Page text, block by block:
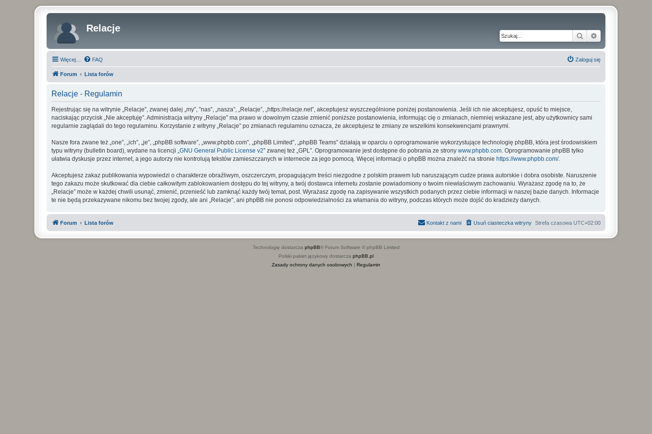
Relacje
Szukaj
Więcej… FAQ Zaloguj się
Forum Lista forów
Relacje - Regulamin
Rejestrując się na witrynie „Relacje”, zwanej dalej „my”, ”nas”, „nasza”, „Relacje”, „https://relacje.net”, akceptujesz wyszczególnione poniżej postanowienia. Jeśli ich nie akceptujesz, opuść to miejsce,
naciskając przycisk „Nie akceptuję”. Administracja witryny „Relacje” ma prawo w dowolnym czasie zmienić poniższe postanowienia, informując cię o zmianach, niemniej wskazane jest, aby użytkownicy sami
regularnie zaglądali do tego regulaminu. Korzystanie z witryny „Relacje” po zmianach regulaminu oznacza, że akceptujesz te zmiany ze wszelkimi konsekwencjami prawnymi.
Nasze fora zwane też „one”, „ich”, „je”, „phpBB software”, „www.phpbb.com”, „phpBB Limited”, „phpBB Teams” działają w oparciu o oprogramowanie wykorzystujące technologię phpBB, która jest środowiskiem
typu witryny (bulletin board), wydane na licencji „GNU General Public License v2” zwanej też „GPL”. Oprogramowanie jest dostępne do pobrania ze strony www.phpbb.com. Oprogramowanie phpBB tylko
ułatwia dyskusje przez internet, a jego autorzy nie kontrolują tekstów zamieszczanych w internecie za jego pomocą. Więcej informacji o phpBB można znaleźć na stronie https://www.phpbb.com/.
Akceptujesz zakaz publikowania wypowiedzi o charakterze obraźliwym, oszczerczym, propagującym treści niezgodne z polskim prawem lub naruszającym cudze prawa autorskie i dobra osobiste. Naruszenie
tego zakazu może skutkować dla ciebie całkowitym zablokowaniem dostępu do tej witryny, a twój dostawca internetu zostanie powiadomiony o twoim niewłaściwym zachowaniu. Wyrażasz zgodę na to, że
„Relacje” może w każdej chwili usunąć, zmienić, przenieść lub zamknąć każdy twój temat, post. Wyrażasz zgodę na zapisywanie wszystkich podanych przez ciebie informacji w naszej bazie danych. Informacje
te nie będą przekazywane nikomu bez twojej zgody, ale ani „Relacje”, ani phpBB nie ponosi odpowiedzialności za włamania do witryny, podczas których może dojść do kradzieży danych.
Forum Lista forów Strefa czasowa UTC+02:00
Usuń ciasteczka witryny
Kontakt z nami
Technologię dostarcza phpBB® Forum Software © phpBB Limited
Polski pakiet językowy dostarcza phpBB.pl
Zasady ochrony danych osobowych | Regulamin